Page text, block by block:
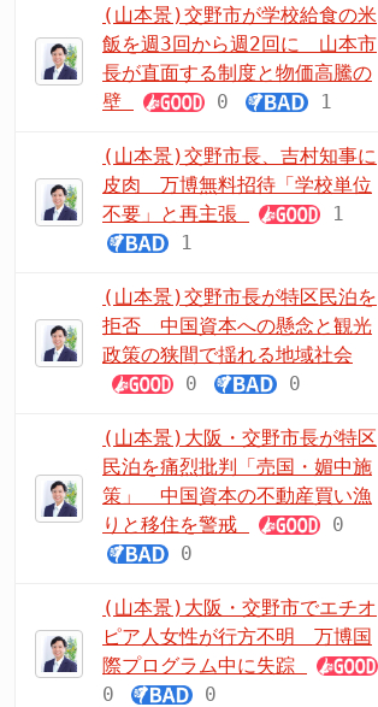
(山本景)交野市が学校給食の米
飯を週3回から週2回に 山本市
長が直面する制度と物価高騰の
壁
0 1
(山本景)交野市長、吉村知事に
皮肉 万博無料招待「学校単位
不要」と再主張
1
1
(山本景)交野市長が特区民泊を
拒否 中国資本への懸念と観光
政策の狭間で揺れる地域社会
0
0
(山本景)大阪・交野市長が特区
民泊を痛烈批判「売国・媚中施
策」 中国資本の不動産買い漁
りと移住を警戒
0
0
(山本景)大阪・交野市でエチオ
ピア人女性が行方不明 万博国
際プログラム中に失踪
0
0